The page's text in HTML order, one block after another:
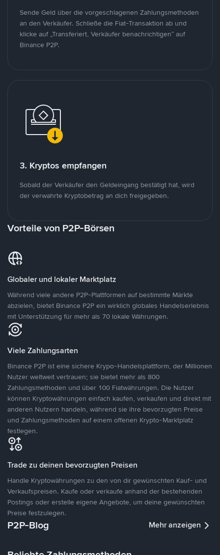
Sende Geld über die vorgeschlagenen Zahlungsmethoden
an den Verkäufer. Schließe die Fiat-Transaktion ab und
klicke auf „Transferiert, Verkäufer benachrichtigen“ auf
Binance P2P.
3. Kryptos empfangen
Sobald der Verkäufer den Geldeingang bestätigt hat, wird
der verwahrte Kryptobetrag an dich freigegeben.
Vorteile von P2P-Börsen
Globaler und lokaler Marktplatz
Während viele andere P2P-Plattformen auf bestimmte Märkte
abzielen, bietet Binance P2P ein wirklich globales Handelserlebnis
mit Unterstützung für mehr als 70 lokale Währungen.
Viele Zahlungsarten
Binance P2P ist eine sichere Krypo-Handelsplattform, der Millionen
Nutzer weltweit vertrauen; sie bietet mehr als 800
Zahlungsmethoden und über 100 Fiatwährungen. Die Nutzer
können Kryptowährungen einfach kaufen, verkaufen und direkt mit
anderen Nutzern handeln, während sie ihre bevorzugten Preise
und Zahlungsmethoden auf einem offenen Krypto-Marktplatz
festlegen.
Trade zu deinen bevorzugten Preisen
Handle Kryptowährungen zu den von dir gewünschten Kauf- und
Verkaufspreisen. Kaufe oder verkaufe anhand der bestehenden
Postings oder erstelle eigene Angebote, um deine gewünschten
Preise festzulegen.
P2P-Blog Mehr anzeigen